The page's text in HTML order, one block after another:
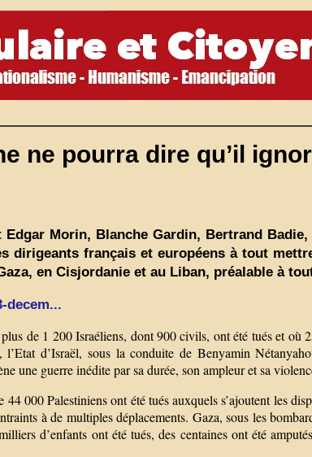
ne pourra dire qu’il
Morin, Blanche Gardin, Bertrand
dirigeants français et européens à tout
en Cisjordanie et au Liban, préalable à
decem...
de 1 200 Israéliens, dont 900 civils, ont été tués et où
d’Israël, sous la conduite de Benyamin
une guerre inédite par sa durée, son ampleur et sa
000 Palestiniens ont été tués auxquels s’ajoutent les
à de multiples déplacements. Gaza, sous les
d’enfants ont été tués, des centaines ont été